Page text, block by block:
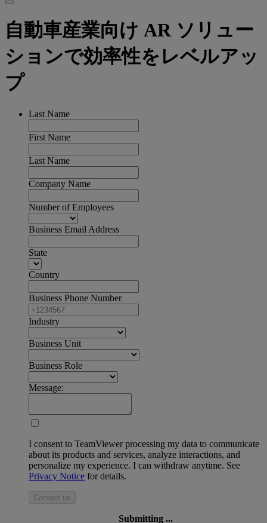
自動車産業向け AR ソリュー
ションで効率性をレベルアッ
プ
Last Name
First Name
Last Name
Company Name
Number of Employees
Business Email Address
State
Country
Business Phone Number
Industry
Business Unit
Business Role
Message:
I consent to TeamViewer processing my data to communicate
about its products and services, analyze interactions, and
personalize my experience. I can withdraw anytime. See
Privacy Notice for details.
Contact us
Submitting ...